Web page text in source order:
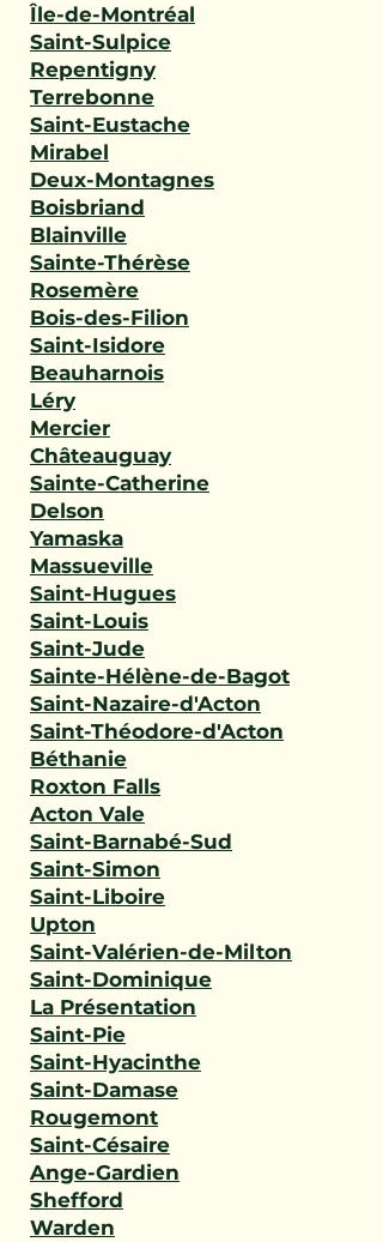
Île-de-Montréal
Saint-Sulpice
Repentigny
Terrebonne
Saint-Eustache
Mirabel
Deux-Montagnes
Boisbriand
Blainville
Sainte-Thérèse
Rosemère
Bois-des-Filion
Saint-Isidore
Beauharnois
Léry
Mercier
Châteauguay
Sainte-Catherine
Delson
Yamaska
Massueville
Saint-Hugues
Saint-Louis
Saint-Jude
Sainte-Hélène-de-Bagot
Saint-Nazaire-d'Acton
Saint-Théodore-d'Acton
Béthanie
Roxton Falls
Acton Vale
Saint-Barnabé-Sud
Saint-Simon
Saint-Liboire
Upton
Saint-Valérien-de-Milton
Saint-Dominique
La Présentation
Saint-Pie
Saint-Hyacinthe
Saint-Damase
Rougemont
Saint-Césaire
Ange-Gardien
Shefford
Warden